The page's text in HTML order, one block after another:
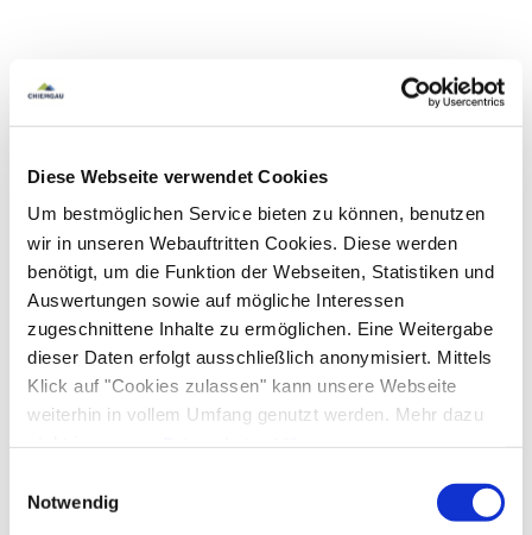
Diese Webseite verwendet Cookies
Um bestmöglichen Service bieten zu können, benutzen
wir in unseren Webauftritten Cookies. Diese werden
benötigt, um die Funktion der Webseiten, Statistiken und
Auswertungen sowie auf mögliche Interessen
zugeschnittene Inhalte zu ermöglichen. Eine Weitergabe
dieser Daten erfolgt ausschließlich anonymisiert. Mittels
Klick auf "Cookies zulassen" kann unsere Webseite
weiterhin in vollem Umfang genutzt werden. Mehr dazu
steht in unserer Datenschutzerklärung.
gelistet.
Notwendig